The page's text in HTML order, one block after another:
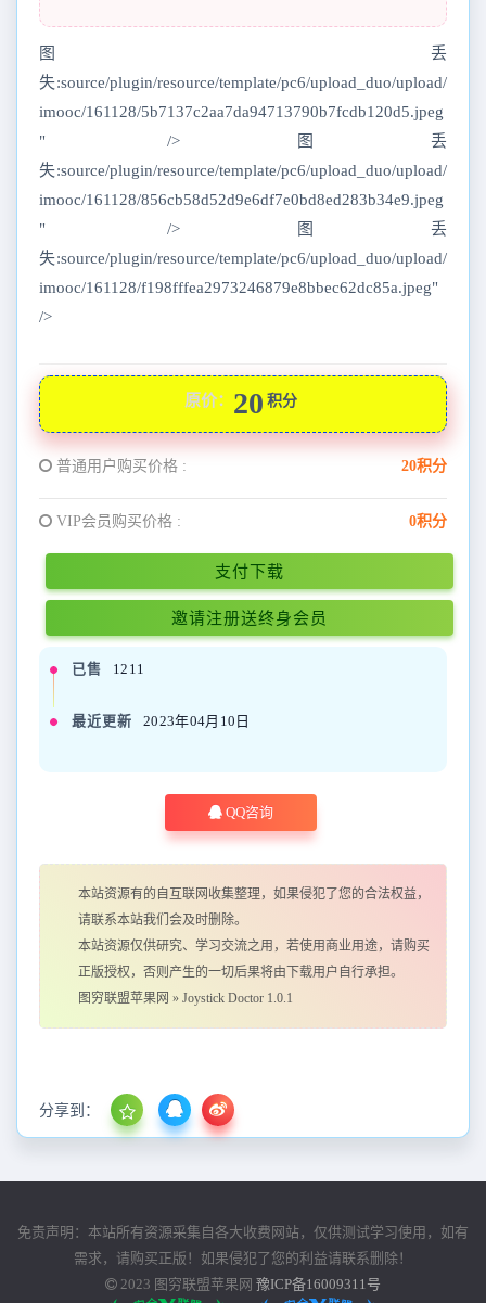
图丢
失:source/plugin/resource/template/pc6/upload_duo/upload/
imooc/161128/5b7137c2aa7da94713790b7fcdb120d5.jpeg
" />图丢
失:source/plugin/resource/template/pc6/upload_duo/upload/
imooc/161128/856cb58d52d9e6df7e0bd8ed283b34e9.jpeg
" />图丢
失:source/plugin/resource/template/pc6/upload_duo/upload/
imooc/161128/f198fffea2973246879e8bbec62dc85a.jpeg"
/>
原价： 20 积分
普通用户购买价格 : 20积分
VIP会员购买价格 : 0积分
支付下载
邀请注册送终身会员
已售 1211
最近更新 2023年04月10日
QQ咨询
本站资源有的自互联网收集整理，如果侵犯了您的合法权益，
请联系本站我们会及时删除。
本站资源仅供研究、学习交流之用，若使用商业用途，请购买
正版授权，否则产生的一切后果将由下载用户自行承担。
图穷联盟苹果网 » Joystick Doctor 1.0.1
分享到：
免责声明：本站所有资源采集自各大收费网站，仅供测试学习使用，如有
需求，请购买正版！如果侵犯了您的利益请联系删除！
2023 图穷联盟苹果网 豫ICP备16009311号